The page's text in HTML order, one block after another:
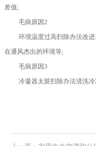
差值;
毛病原因2
环境温度过高扫除办法改
在通风杰出的环境等;
毛病原因3
冷凝器太脏扫除办法清洗